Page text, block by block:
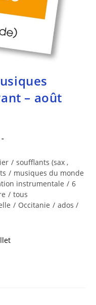
– août
/ soufflants (sax ,
/ musiques du monde
instrumentale / 6
/ tous
/ Occitanie / ados /